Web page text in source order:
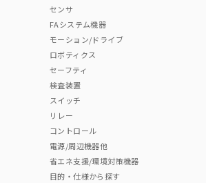
センサ
FAシステム機器
モーション/ドライブ
ロボティクス
セーフティ
検査装置
スイッチ
リレー
コントロール
電源/周辺機器他
省エネ支援/環境対策機器
目的・仕様から探す